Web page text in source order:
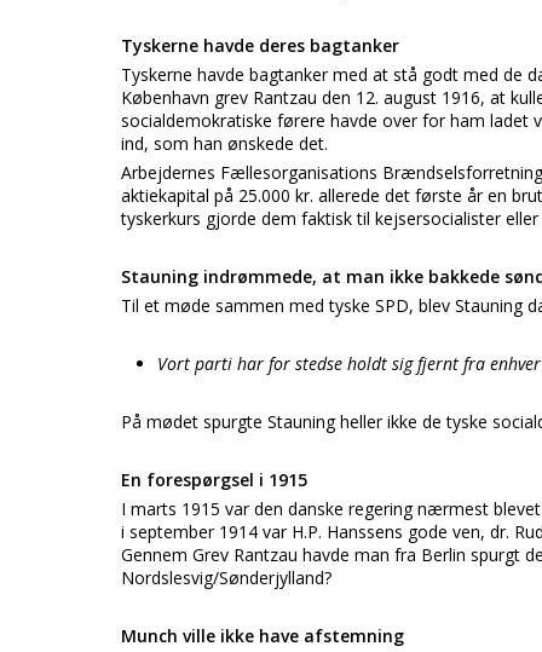
Tyskerne havde deres bagtanker
Tyskerne havde bagtanker med at stå godt med de
København grev Rantzau den 12. august 1916, at
socialdemokratiske førere havde over for ham ladet
ind, som han ønskede det.
Arbejdernes Fællesorganisations
aktiekapital på 25.000 kr. allerede det første år en
tyskerkurs gjorde dem faktisk til kejsersocialister
Stauning indrømmede, at man ikke bakkede
Til et møde sammen med tyske SPD, blev Stauning
Vort parti har for stedse holdt sig fjernt fra
På mødet spurgte Stauning heller ikke de tyske
En forespørgsel i 1915
I marts 1915 var den danske regering nærmest
i september 1914 var H.P. Hanssens gode ven, dr.
Gennem Grev Rantzau havde man fra Berlin spurgt
Nordslesvig/Sønderjylland?
Munch ville ikke have afstemning